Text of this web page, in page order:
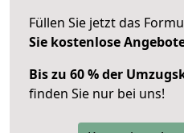
Füllen Sie jetzt das
Sie kostenlose
Bis zu 60 % der
finden Sie nur bei uns!